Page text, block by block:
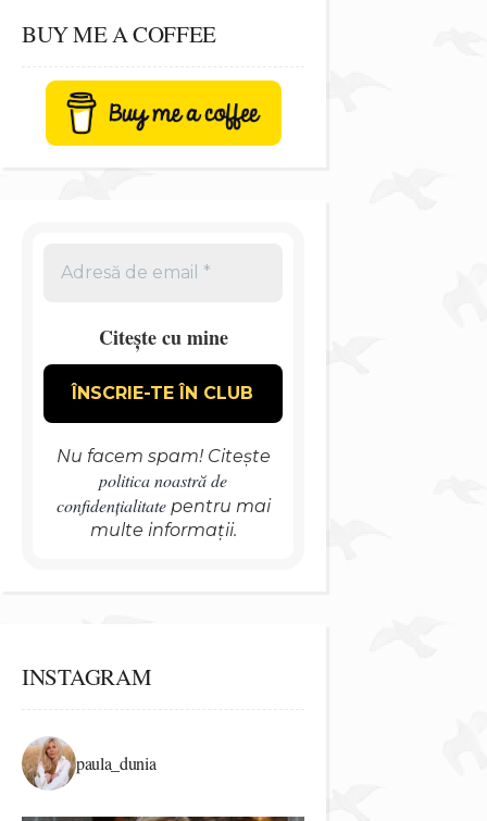
BUY ME A COFFEE
Citește cu mine
Nu facem spam! Citește
politica noastră de
confidențialitatepentru mai
multe informații.
INSTAGRAM
paula_dunia